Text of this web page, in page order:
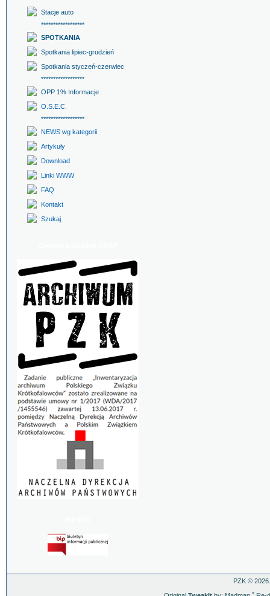
Stacje auto
******************
SPOTKANIA
Spotkania lipiec-grudzień
Spotkania styczeń-czerwiec
******************
OPP 1% Informacje
O.S.E.C.
******************
NEWS wg kategorii
Artykuły
Download
Linki WWW
FAQ
Kontakt
Szukaj
PZK ©